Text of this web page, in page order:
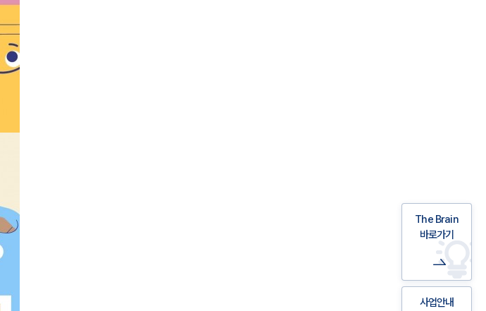
The Brain
바로가기
사업안내